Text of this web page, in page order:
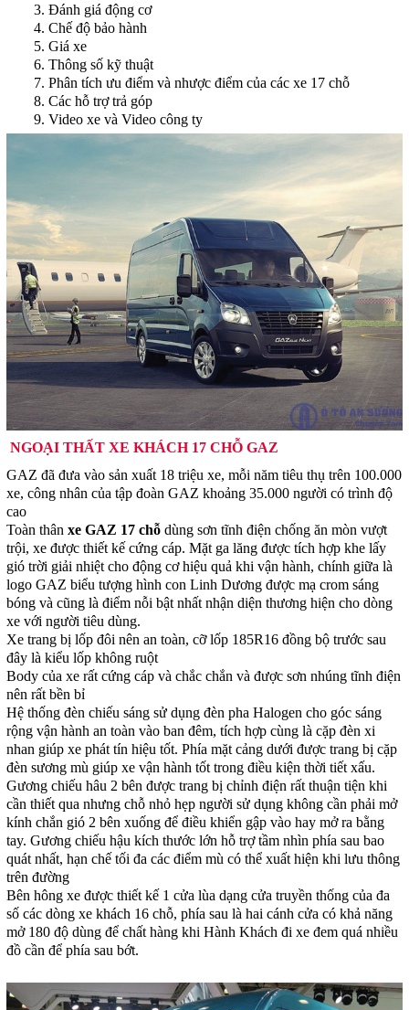
3. Đánh giá động cơ
4. Chế độ bảo hành
5. Giá xe
6. Thông số kỹ thuật
7. Phân tích ưu điểm và nhược điểm của các xe 17 chỗ
8. Các hỗ trợ trả góp
9. Video xe và Video công ty
NGOẠI THẤT XE KHÁCH 17 CHỖ GAZ
GAZ đã đưa vào sản xuất 18 triệu xe, mỗi năm tiêu thụ trên 100.000
xe, công nhân của tập đoàn GAZ khoảng 35.000 người có trình độ
cao
Toàn thân xe GAZ 17 chỗ dùng sơn tĩnh điện chống ăn mòn vượt
trội, xe được thiết kế cứng cáp. Mặt ga lăng được tích hợp khe lấy
gió trời giải nhiệt cho động cơ hiệu quả khi vận hành, chính giữa là
logo GAZ biểu tượng hình con Linh Dương được mạ crom sáng
bóng và cũng là điểm nỗi bật nhất nhận diện thương hiện cho dòng
xe với người tiêu dùng.
Xe trang bị lốp đôi nên an toàn, cỡ lốp 185R16 đồng bộ trước sau
đây là kiểu lốp không ruột
Body của xe rất cứng cáp và chắc chắn và được sơn nhúng tĩnh điện
nên rất bền bỉ
Hệ thống đèn chiếu sáng sử dụng đèn pha Halogen cho góc sáng
rộng vận hành an toàn vào ban đêm, tích hợp cùng là cặp đèn xi
nhan giúp xe phát tín hiệu tốt. Phía mặt cảng dưới được trang bị cặp
đèn sương mù giúp xe vận hành tốt trong điều kiện thời tiết xấu.
Gương chiếu hâu 2 bên được trang bị chỉnh điện rất thuận tiện khi
cần thiết qua nhưng chỗ nhỏ hẹp người sử dụng không cần phải mở
kính chắn gió 2 bên xuống để điều khiển gập vào hay mở ra bằng
tay. Gương chiếu hậu kích thước lớn hỗ trợ tầm nhìn phía sau bao
quát nhất, hạn chế tối đa các điểm mù có thể xuất hiện khi lưu thông
trên đường
Bên hông xe được thiết kế 1 cửa lùa dạng cửa truyền thống của đa
số các dòng xe khách 16 chỗ, phía sau là hai cánh cửa có khả năng
mở 180 độ dùng để chất hàng khi Hành Khách đi xe đem quá nhiều
đồ cần để phía sau bớt.